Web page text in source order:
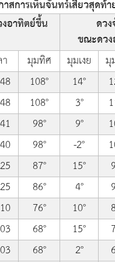
าสการเห็นจันทร์เสี้ยวสุด
อาทิตย์ขึ้น
ดว
ขณะดว
มุมทิศ มุมเงย
108° 14°
108° 3°
98° 9°
98° -2°
87° 15°
86° 4°
76° 10°
68° 15°
68° 2°